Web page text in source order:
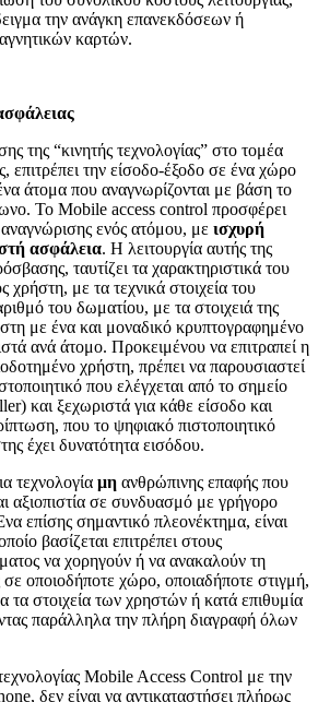
την ανάγκη επανεκδόσεων ή
καρτών.
της “κινητής τεχνολογίας” στο τομέα
επιτρέπει την είσοδο-έξοδο σε ένα χώρο
άτομα που αναγνωρίζονται με βάση το
Το Mobile access control προσφέρει
ενός ατόμου, με ισχυρή
ασφάλεια. Η λειτουργία αυτής της
ταυτίζει τα χαρακτηριστικά του
χρήστη, με τα τεχνικά στοιχεία του
του δωματίου, με τα στοιχειά της
με ένα και μοναδικό κρυπτογραφημένο
ανά άτομο. Προκειμένου να επιτραπεί η
χρήστη, πρέπει να παρουσιαστεί
που ελέγχεται από το σημείο
και ξεχωριστά για κάθε είσοδο και
που το ψηφιακό πιστοποιητικό
έχει δυνατότητα εισόδου.
τεχνολογία μη ανθρώπινης επαφής που
αξιοπιστία σε συνδυασμό με γρήγορο
επίσης σημαντικό πλεονέκτημα, είναι
βασίζεται επιτρέπει στους
να χορηγούν ή να ανακαλούν τη
οποιοδήποτε χώρο, οποιαδήποτε στιγμή,
τα στοιχεία των χρηστών ή κατά επιθυμία
παράλληλα την πλήρη διαγραφή όλων
Mobile Access Control με την
δεν είναι να αντικαταστήσει πλήρως